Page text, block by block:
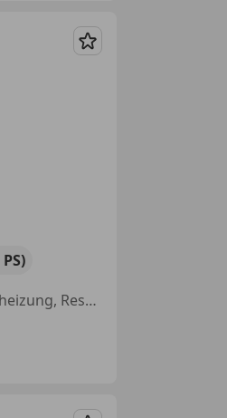
Merken
Elektrische Heckklappe, Anhängerkupplung, Elektrische Sitze, Allrad, Beheizbares Lenkrad, Sitzheizung, Reserverad, Soundsystem